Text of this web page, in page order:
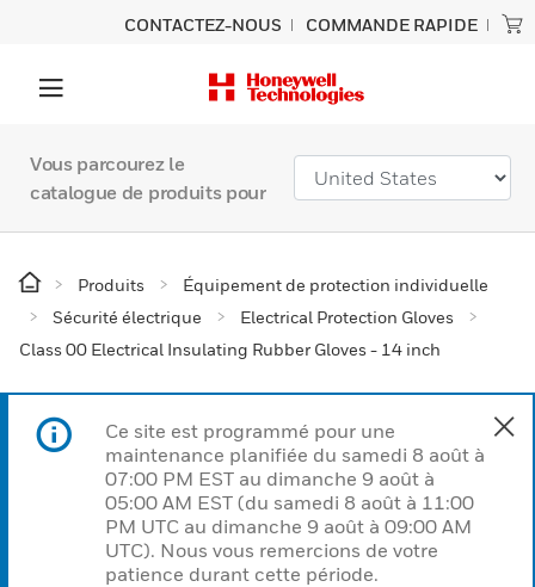
CONTACTEZ-NOUS COMMANDE RAPIDE
Vous parcourez le
catalogue de produits pour
Produits
Équipement de protection individuelle
Sécurité électrique
Electrical Protection Gloves
Class 00 Electrical Insulating Rubber Gloves - 14 inch
Ce site est programmé pour une
maintenance planifiée du samedi 8 août à
07:00 PM EST au dimanche 9 août à
05:00 AM EST (du samedi 8 août à 11:00
PM UTC au dimanche 9 août à 09:00 AM
UTC). Nous vous remercions de votre
patience durant cette période.